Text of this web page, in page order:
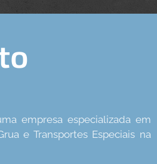
empresa especializada em
e Transportes Especiais na